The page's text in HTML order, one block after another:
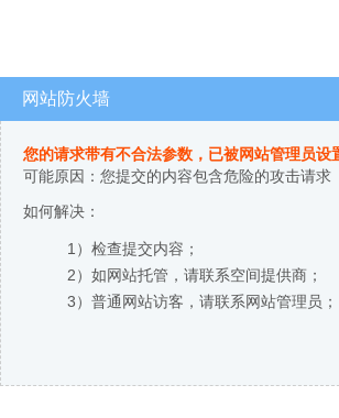
网站防火墙
您的请求带有不合法参数，已被网站管理员设
可能原因：您提交的内容包含危险的攻击请求
如何解决：
1）检查提交内容；
2）如网站托管，请联系空间提供商；
3）普通网站访客，请联系网站管理员；